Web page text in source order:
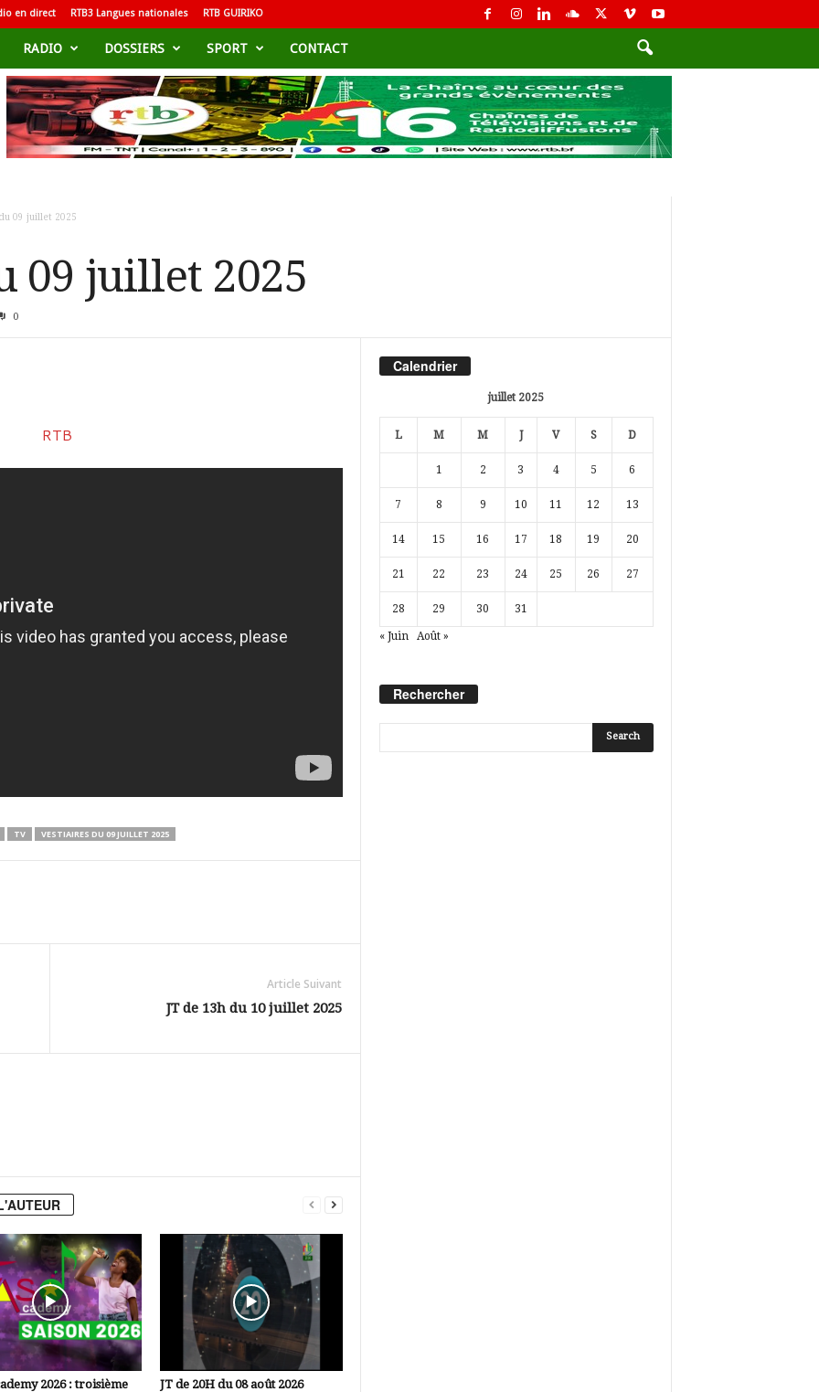
en direct RTB3 Langues nationales RTB GUIRIKO
RADIO DOSSIERS SPORT CONTACT
09 juillet 2025
09 juillet 2025
0
TV VESTIAIRES DU 09 JUILLET 2025
Article Suivant
JT de 13h du 10 juillet 2025
2026 : troisième
JT de 20H du 08 août 2026
Calendrier
juillet 2025
L M M J V S D
1 2 3 4 5 6
7 8 9 10 11 12 13
14 15 16 17 18 19 20
21 22 23 24 25 26 27
28 29 30 31
« Juin Août »
Rechercher